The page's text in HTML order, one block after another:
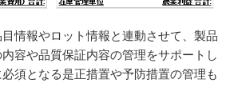
情報やロット情報と連動させて、製品
容や品質保証内容の管理をサポートし
須となる是正措置や予防措置の管理も